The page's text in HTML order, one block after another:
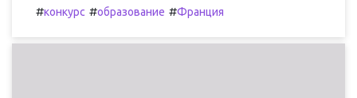
#конкурс #образование #Франция